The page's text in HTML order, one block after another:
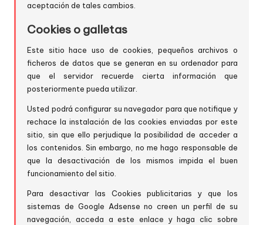
aceptación de tales cambios.
Cookies o galletas
Este sitio hace uso de cookies, pequeños archivos o
ficheros de datos que se generan en su ordenador para
que el servidor recuerde cierta información que
posteriormente pueda utilizar.
Usted podrá configurar su navegador para que notifique y
rechace la instalación de las cookies enviadas por este
sitio, sin que ello perjudique la posibilidad de acceder a
los contenidos. Sin embargo, no me hago responsable de
que la desactivación de los mismos impida el buen
funcionamiento del sitio.
Para desactivar las Cookies publicitarias y que los
sistemas de Google Adsense no creen un perfil de su
navegación,acceda a este enlace y haga clic sobre